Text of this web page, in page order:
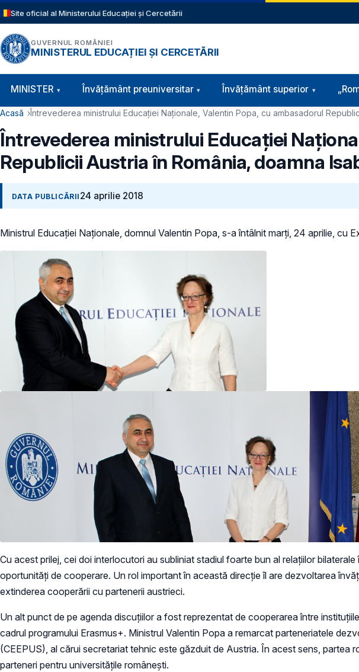
Sari la conținutul principal
Site oficial al Ministerului Educației și Cercetării
GUVERNUL ROMÂNIEI
MINISTERUL EDUCAȚIEI ȘI CERCETĂRII
Navigație principală
MINISTER Învăţământ preuniversitar Învățământ superior
Cale de navigare
Acasă Întrevederea ministrului Educației Naționale, Valentin Popa, cu ambasadorul
Întrevederea ministrului Educației
Republicii Austria în România, doamna
DATA PUBLICĂRII 24 aprilie 2018
Ministrul Educației Naționale, domnul Valentin Popa, s-a întâlnit marți, 24 aprilie, cu
Cu acest prilej, cei doi interlocutori au subliniat stadiul foarte bun al relațiilor
oportunități de cooperare. Un rol important în această direcție îl are dezvoltarea
extinderea cooperării cu partenerii austrieci.
Un alt punct de pe agenda discuțiilor a fost reprezentat de cooperarea între
cadrul programului Erasmus+. Ministrul Valentin Popa a remarcat parteneriatele
(CEEPUS), al cărui secretariat tehnic este găzduit de Austria. În acest sens,
parteneri pentru universitățile românești.